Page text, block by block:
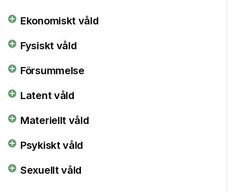
Ekonomiskt våld
Fysiskt våld
Försummelse
Latent våld
Materiellt våld
Psykiskt våld
Sexuellt våld